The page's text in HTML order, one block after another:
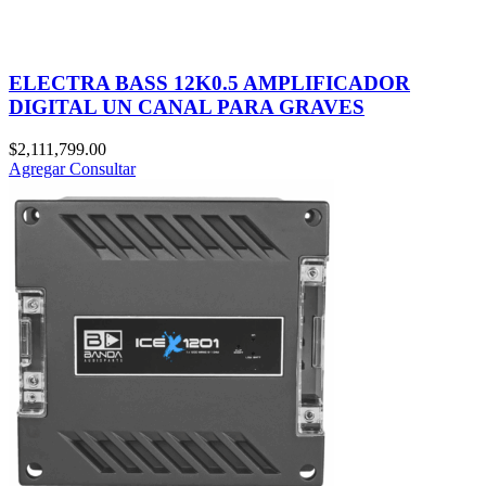
ELECTRA BASS 12K0.5 AMPLIFICADOR
DIGITAL UN CANAL PARA GRAVES
$2,111,799.00
AgregarConsultar